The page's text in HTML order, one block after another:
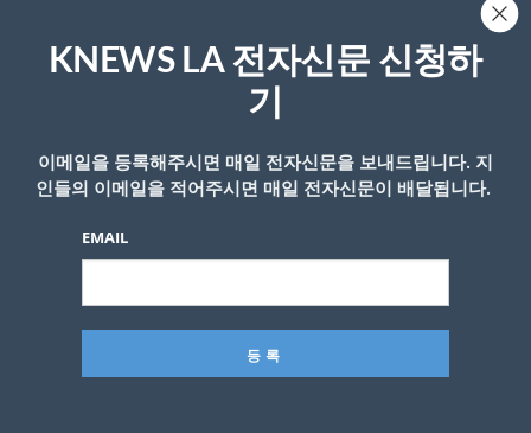
이메일 주소는 공개되지 않습니다. 필수 필드는*로 표시됩니
다
*
KNEWS LA 전자신문 신청하
기
이메일을 등록해주시면 매일 전자신문을 보내드립니다. 지
인들의 이메일을 적어주시면 매일 전자신문이 배달됩니다.
EMAIL